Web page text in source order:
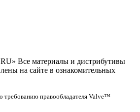
Все материалы и дистрибутивы
на сайте в ознакомительных
требованию правообладателя Valve™